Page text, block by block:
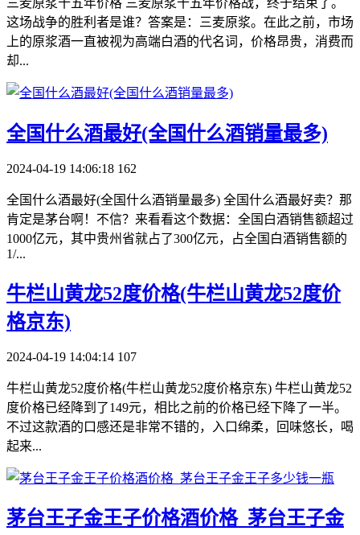
这场战争的胜利者是谁？答案是：三麦原浆。在此之前，市场
上的原浆酒一直被视为高端白酒的代名词，价格昂贵，消费而
却...
​全国什么酒最好(全国什么酒销量最多)
2024-04-19 14:06:18 162
全国什么酒最好(全国什么酒销量最多) 全国什么酒最好卖？那
肯定是茅台啊！不信？来看看这个数据：全国白酒销售额超过
1000亿元，其中贵州省就占了300亿元，占全国白酒销售额的
1/...
​牛栏山黄龙52度价格(牛栏山黄龙52度价
格京东)
2024-04-19 14:04:14 107
牛栏山黄龙52度价格(牛栏山黄龙52度价格京东) 牛栏山黄龙52
度价格已经降到了149元，相比之前的价格已经下降了一半。
不过这款酒的口感还是非常不错的，入口绵柔，回味悠长，喝
起来...
​茅台王子金王子价格酒价格_茅台王子金